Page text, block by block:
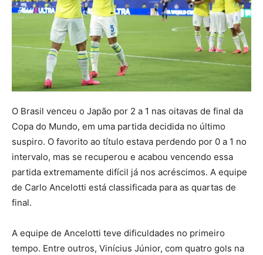
O Brasil venceu o Japão por 2 a 1 nas oitavas de final da
Copa do Mundo, em uma partida decidida no último
suspiro. O favorito ao título estava perdendo por 0 a 1 no
intervalo, mas se recuperou e acabou vencendo essa
partida extremamente difícil já nos acréscimos. A equipe
de Carlo Ancelotti está classificada para as quartas de
final.
A equipe de Ancelotti teve dificuldades no primeiro
tempo. Entre outros, Vinícius Júnior, com quatro gols na